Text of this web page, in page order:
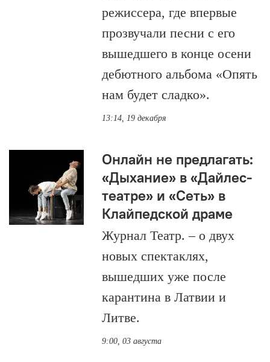
режиссера, где впервые
прозвучали песни с его
вышедшего в конце осени
дебютного альбома «Опять
нам будет сладко».
13:14, 19 декабря
Онлайн не предлагать:
«Дыхание» в «Дайлес-
театре» и «Сеть» в
Клайпедской драме
Журнал Театр. – о двух
новых спектаклях,
вышедших уже после
карантина в Латвии и
Литве.
9:00, 03 августа